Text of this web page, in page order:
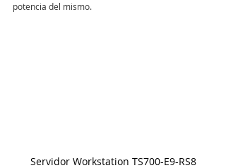
potencia del mismo.
Servidor Workstation TS700-E9-RS8